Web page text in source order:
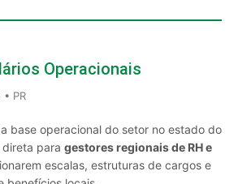
Operacionais
PR
base operacional do setor no estado do
para gestores regionais de RH e
escalas, estruturas de cargos e